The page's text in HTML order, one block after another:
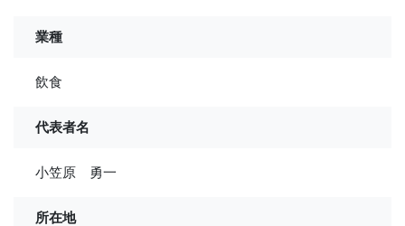
業種
飲食
代表者名
小笠原 勇一
所在地